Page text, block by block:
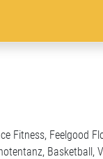
Fitness, Feelgood
Basketball,